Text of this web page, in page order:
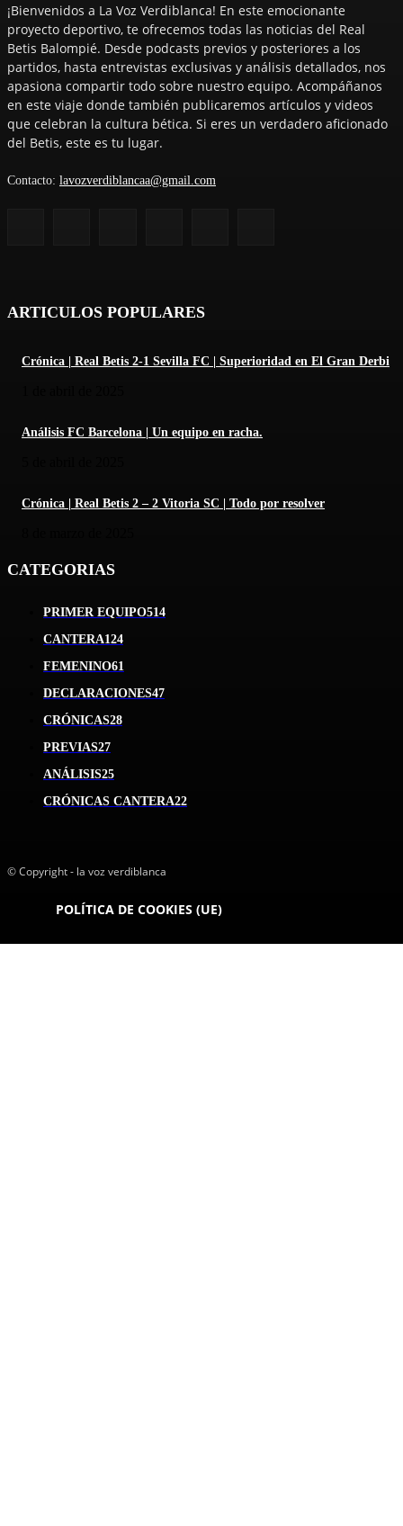
¡Bienvenidos a La Voz Verdiblanca! En este emocionante
proyecto deportivo, te ofrecemos todas las noticias del Real
Betis Balompié. Desde podcasts previos y posteriores a los
partidos, hasta entrevistas exclusivas y análisis detallados, nos
apasiona compartir todo sobre nuestro equipo. Acompáñanos
en este viaje donde también publicaremos artículos y videos
que celebran la cultura bética. Si eres un verdadero aficionado
del Betis, este es tu lugar.
Contacto: lavozverdiblancaa@gmail.com
ARTICULOS POPULARES
Crónica | Real Betis 2-1 Sevilla FC | Superioridad en El Gran Derbi
Análisis FC Barcelona | Un equipo en racha.
Crónica | Real Betis 2 – 2 Vitoria SC | Todo por resolver
CATEGORIAS
PRIMER EQUIPO514
CANTERA124
FEMENINO61
DECLARACIONES47
CRÓNICAS28
PREVIAS27
ANÁLISIS25
CRÓNICAS CANTERA22
© Copyright - la voz verdiblanca
POLÍTICA DE COOKIES (UE)